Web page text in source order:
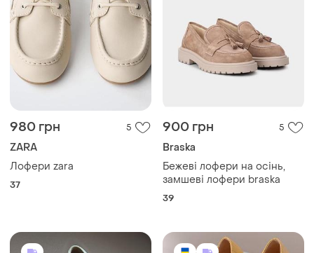
980 грн 5
ZARA
Лофери zara
37
900 грн 5
Braska
Бежеві лофери на осінь,
замшеві лофери braska
39